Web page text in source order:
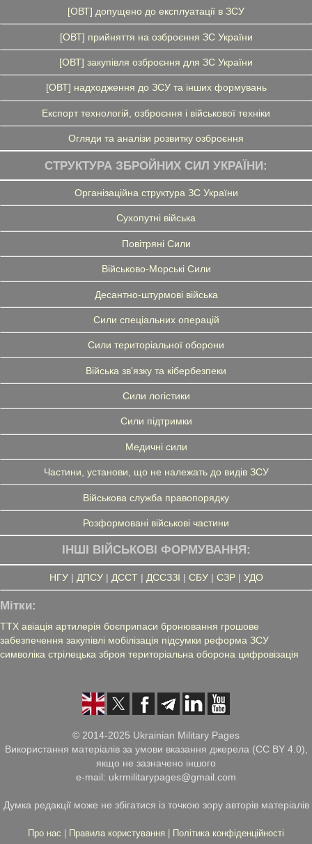
[ОВТ] допущено до експлуатації в ЗСУ
[ОВТ] прийняття на озброєння ЗС України
[ОВТ] закупівля озброєння для ЗС України
[ОВТ] надходження до ЗСУ та інших формувань
Експорт технологій, озброєння і військової техніки
Огляди та аналізи розвитку озброєння
СТРУКТУРА ЗБРОЙНИХ СИЛ УКРАЇНИ:
Організаційна структура ЗС України
Сухопутні війська
Повітряні Сили
Військово-Морські Сили
Десантно-штурмові війська
Сили спеціальних операцій
Сили територіальної оборони
Війська зв'язку та кібербезпеки
Сили логістики
Сили підтримки
Медичні сили
Частини, установи, що не належать до видів ЗСУ
Військова служба правопорядку
Розформовані військові частини
ІНШІ ВІЙСЬКОВІ ФОРМУВАННЯ:
НГУ| ДПСУ| ДССТ| ДССЗЗІ | СБУ| СЗР| УДО
Мітки:
ТТХ авіація артилерія боєприпаси бронювання грошове
забезпечення закупівлі мобілізація підсумки реформа ЗСУ
символіка стрілецька зброя територіальна оборона цифровізація
© 2014-2025 Ukrainian Military Pages
Використання матеріалів за умови вказання джерела (CC BY 4.0),
якщо не зазначено іншого
e-mail: ukrmilitarypages@gmail.com
Думка редакції може не збігатися із точкою зору авторів матеріалів
Про нас Правила користування Політика конфіденційності